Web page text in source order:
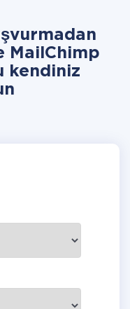
MailChimp
kendiniz